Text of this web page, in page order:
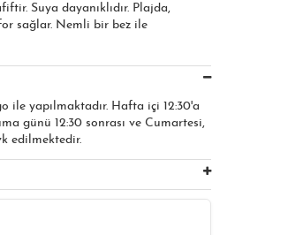
Suya dayanıklıdır. Plajda,
sağlar. Nemli bir bez ile
yapılmaktadır. Hafta içi 12:30'a
günü 12:30 sonrası ve Cumartesi,
edilmektedir.